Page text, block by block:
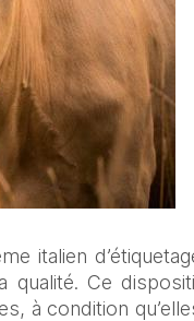
italien
qualité. Ce
à condition